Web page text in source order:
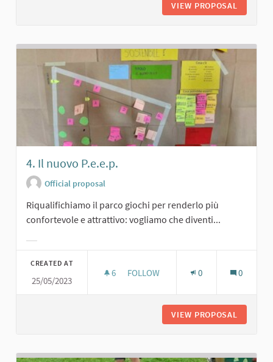
VIEW PROPOSAL
4. Il nuovo P.e.e.p.
Official proposal
Riqualifichiamo il parco giochi per renderlo più
confortevole e attrattivo: vogliamo che diventi...
CREATED AT
25/05/2023
6 6 FOLLOWERS
FOLLOW 0 0
VIEW PROPOSAL